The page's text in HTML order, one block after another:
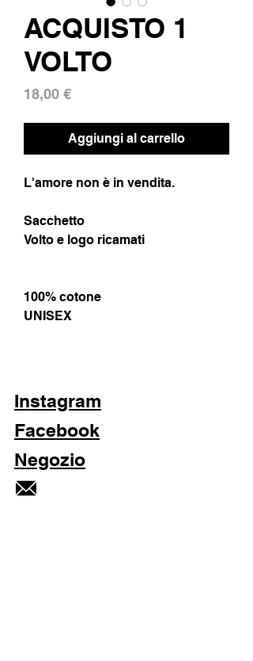
ACQUISTO 1
VOLTO
18,00 €Prezzo
Aggiungi al carrello
L'amore non è in vendita.
Sacchetto
Volto e logo ricamati
100% cotone
UNISEX
Instagram
Facebook
Negozio